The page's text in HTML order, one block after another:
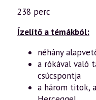
(968)
—
csak
a
szívével
ember”
238 perc
Ízelítő a témákból:
néhány
a rókával való
csúcspontja
a három titok,